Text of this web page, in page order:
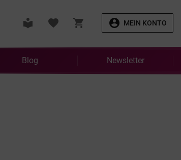
local_library favorite shopping_cart account_circle MEIN KONTO
Blog Newsletter